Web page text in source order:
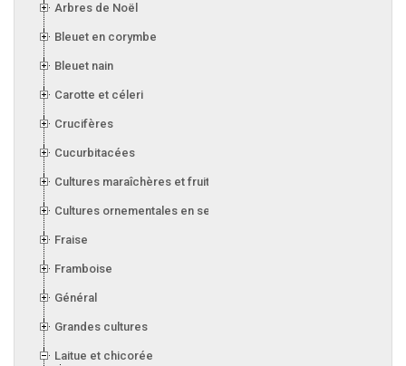
Arbres de Noël
Bleuet en corymbe
Bleuet nain
Carotte et céleri
Crucifères
Cucurbitacées
Cultures maraîchères et fruitières en serre
Cultures ornementales en serre
Fraise
Framboise
Général
Grandes cultures
Laitue et chicorée